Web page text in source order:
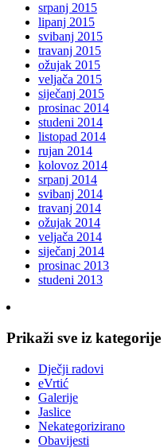
srpanj 2015
lipanj 2015
svibanj 2015
travanj 2015
ožujak 2015
veljača 2015
siječanj 2015
prosinac 2014
studeni 2014
listopad 2014
rujan 2014
kolovoz 2014
srpanj 2014
svibanj 2014
travanj 2014
ožujak 2014
veljača 2014
siječanj 2014
prosinac 2013
studeni 2013
Prikaži sve iz kategorije
Dječji radovi
eVrtić
Galerije
Jaslice
Nekategorizirano
Obavijesti